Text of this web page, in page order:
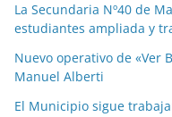
La Secundaria Nº40 de
estudiantes ampliada y
Nuevo operativo de «Ver
Manuel Alberti
El Municipio sigue